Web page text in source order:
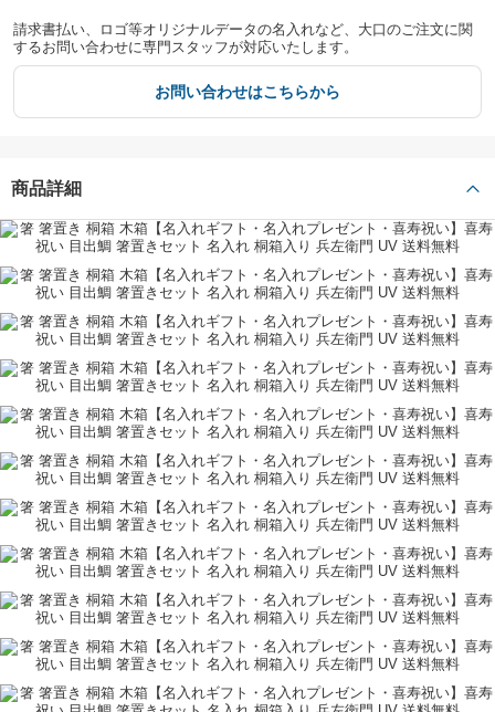
請求書払い、ロゴ等オリジナルデータの名入れなど、大口のご注文に関
するお問い合わせに専門スタッフが対応いたします。
お問い合わせはこちらから
商品詳細